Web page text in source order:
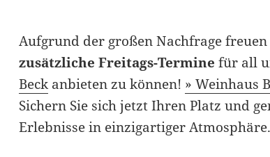
Aufgrund der großen Nachfrage
zusätzliche Freitags-Termine für all
Beck anbieten zu können! » Weinhaus
Sichern Sie sich jetzt Ihren Platz und
Erlebnisse in einzigartiger Atmosphäre.